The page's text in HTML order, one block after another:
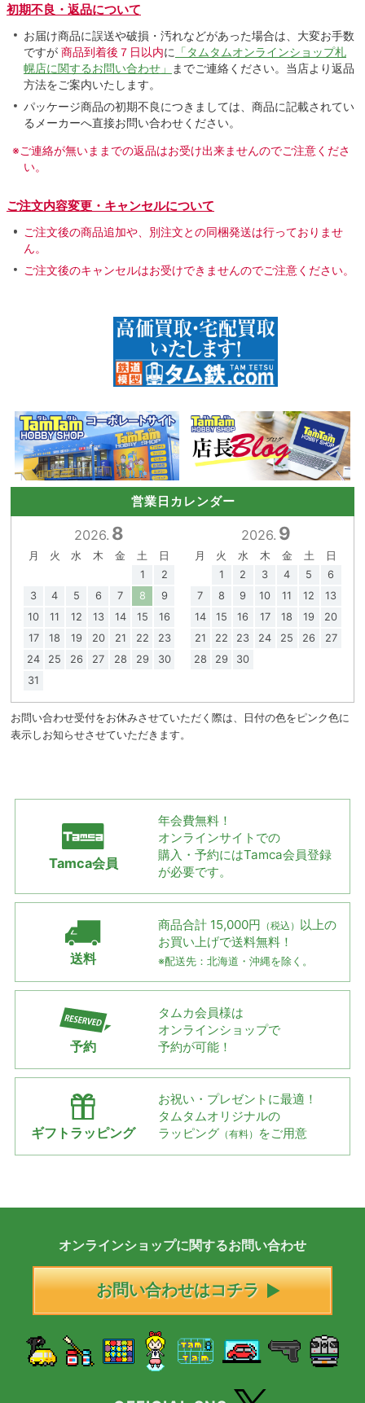
初期不良・返品について
お届け商品に誤送や破損・汚れなどがあった場合は、大変お手数
ですが 商品到着後７日以内に 「タムタムオンラインショップ札
幌店に関するお問い合わせ」
までご連絡ください。当店より返品
方法をご案内いたします。
パッケージ商品の初期不良につきましては、商品に記載されてい
るメーカーへ直接お問い合わせください。
※ご連絡が無いままでの返品はお受け出来ませんのでご注意くださ
い。
ご注文内容変更・キャンセルについて
ご注文後の商品追加や、別注文との同梱発送は行っておりませ
ん。
ご注文後のキャンセルはお受けできませんのでご注意ください。
営業日カレンダー
2026. 8
月 火 水 木 金 土
日
1
2
3
4 5 6 7 8
9
10
11 12 13 14 15
16
17
18 19 20 21 22
23
24
25 26 27 28 29
30
31
2026. 9
月 火 水 木 金 土
日
1
2 3 4 5
6
7
8 9 10 11 12
13
14
15 16 17 18 19
20
21
22 23 24 25 26
27
28
29 30
お問い合わせ受付をお休みさせていただく際は、日付の色をピンク色に
表示しお知らせさせていただきます。
Tamca会員
年会費無料！
オンラインサイトでの
購入・予約にはTamca会員登録
が必要です。
送料
商品合計 15,000円 （税込） 以上の
お買い上げで送料無料！
※配送先：北海道・沖縄を除く。
予約
タムカ会員様は
オンラインショップで
予約が可能！
ギフトラッピング
お祝い・プレゼントに最適！
タムタムオリジナルの
ラッピング （有料） をご用意
オンラインショップに関するお問い合わせ
お問い合わせはコチラ